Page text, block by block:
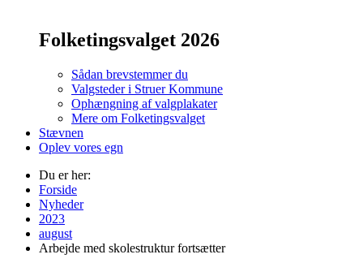
Folketingsvalget 2026
Sådan brevstemmer du
Valgsteder i Struer Kommune
Ophængning af valgplakater
Mere om Folketingsvalget
Stævnen
Oplev vores egn
Du er her:
Forside
Nyheder
2023
august
Arbejde med skolestruktur fortsætter